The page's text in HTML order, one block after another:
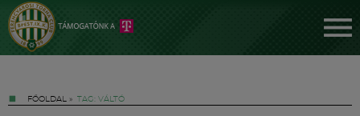
FŐOLDAL » TAG: VÁLTÓ